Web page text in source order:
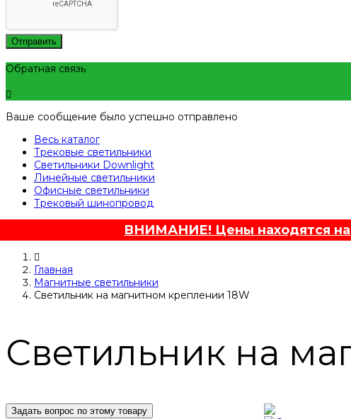
Отправить
Обратная связь
Ваше сообщение было успешно отправлено
Весь каталог
Трековые светильники
Светильники Downlight
Линейные светильники
Офисные светильники
Трековый шинопровод
ВНИМАНИЕ! Цены находятся на
Главная
Магнитные светильники
Светильник на магнитном креплении 18W
Светильник на
Задать вопрос по этому товару